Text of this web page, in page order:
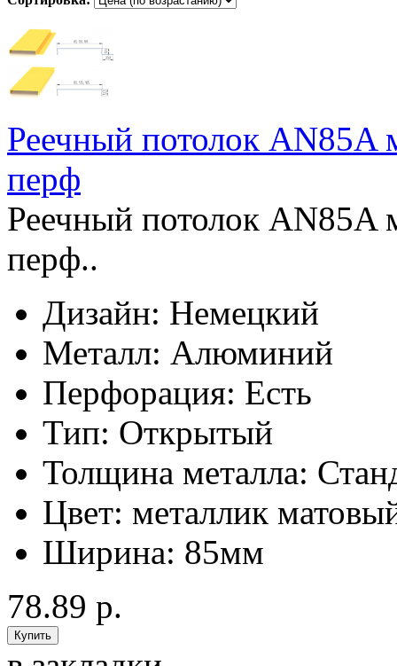
Реечный потолок AN85A
перф
Реечный потолок AN85A
перф..
Дизайн: Немецкий
Металл: Алюминий
Перфорация: Есть
Тип: Открытый
Толщина металла:
Цвет: металлик
Ширина: 85мм
78.89 р.